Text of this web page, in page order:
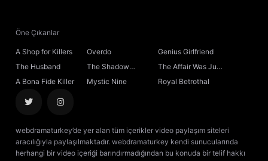
18. Bölüm
19. Bölüm
Öne Çıkanlar
A Shop for Killers Overdo
Genius Girlfriend
The Husband
The Shadow
Sovereign
The Affair Was Just
the Beginning
A Bona Fide Killer Mystic Nine Royal Betrothal
webdramaturkey’de yer alan tüm içerikler video paylaşım siteleri
aracılığıyla paylaşılmaktadır. webdramaturkey kendi sunucularında
herhangi bir video içeriği barındırmadığından bu konuda bir telif hakkı